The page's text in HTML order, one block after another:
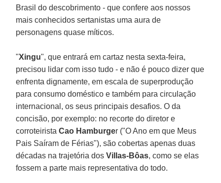
Brasil do descobrimento - que confere aos nossos
mais conhecidos sertanistas uma aura de
personagens quase míticos.
"Xingu", que entrará em cartaz nesta sexta-feira,
precisou lidar com isso tudo - e não é pouco dizer que
enfrenta dignamente, em escala de superprodução
para consumo doméstico e também para circulação
internacional, os seus principais desafios. O da
concisão, por exemplo: no recorte do diretor e
corroteirista Cao Hamburger ("O Ano em que Meus
Pais Saíram de Férias"), são cobertas apenas duas
décadas na trajetória dosVillas-Bôas, como se elas
fossem a parte mais representativa do todo.